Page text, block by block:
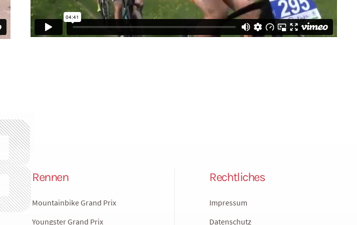
Rennen
Mountainbike Grand Prix
Youngster Grand Prix
Rechtliches
Impressum
Datenschutz